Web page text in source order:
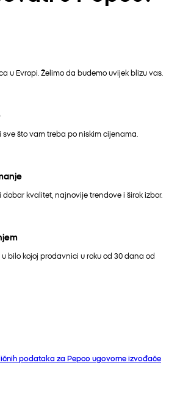
u Evropi. Želimo da budemo uvijek blizu vas.
što vam treba po niskim cijenama.
kvalitet, najnovije trendove i širok izbor.
bilo kojoj prodavnici u roku od 30 dana od
podataka za Pepco ugovorne izvođače